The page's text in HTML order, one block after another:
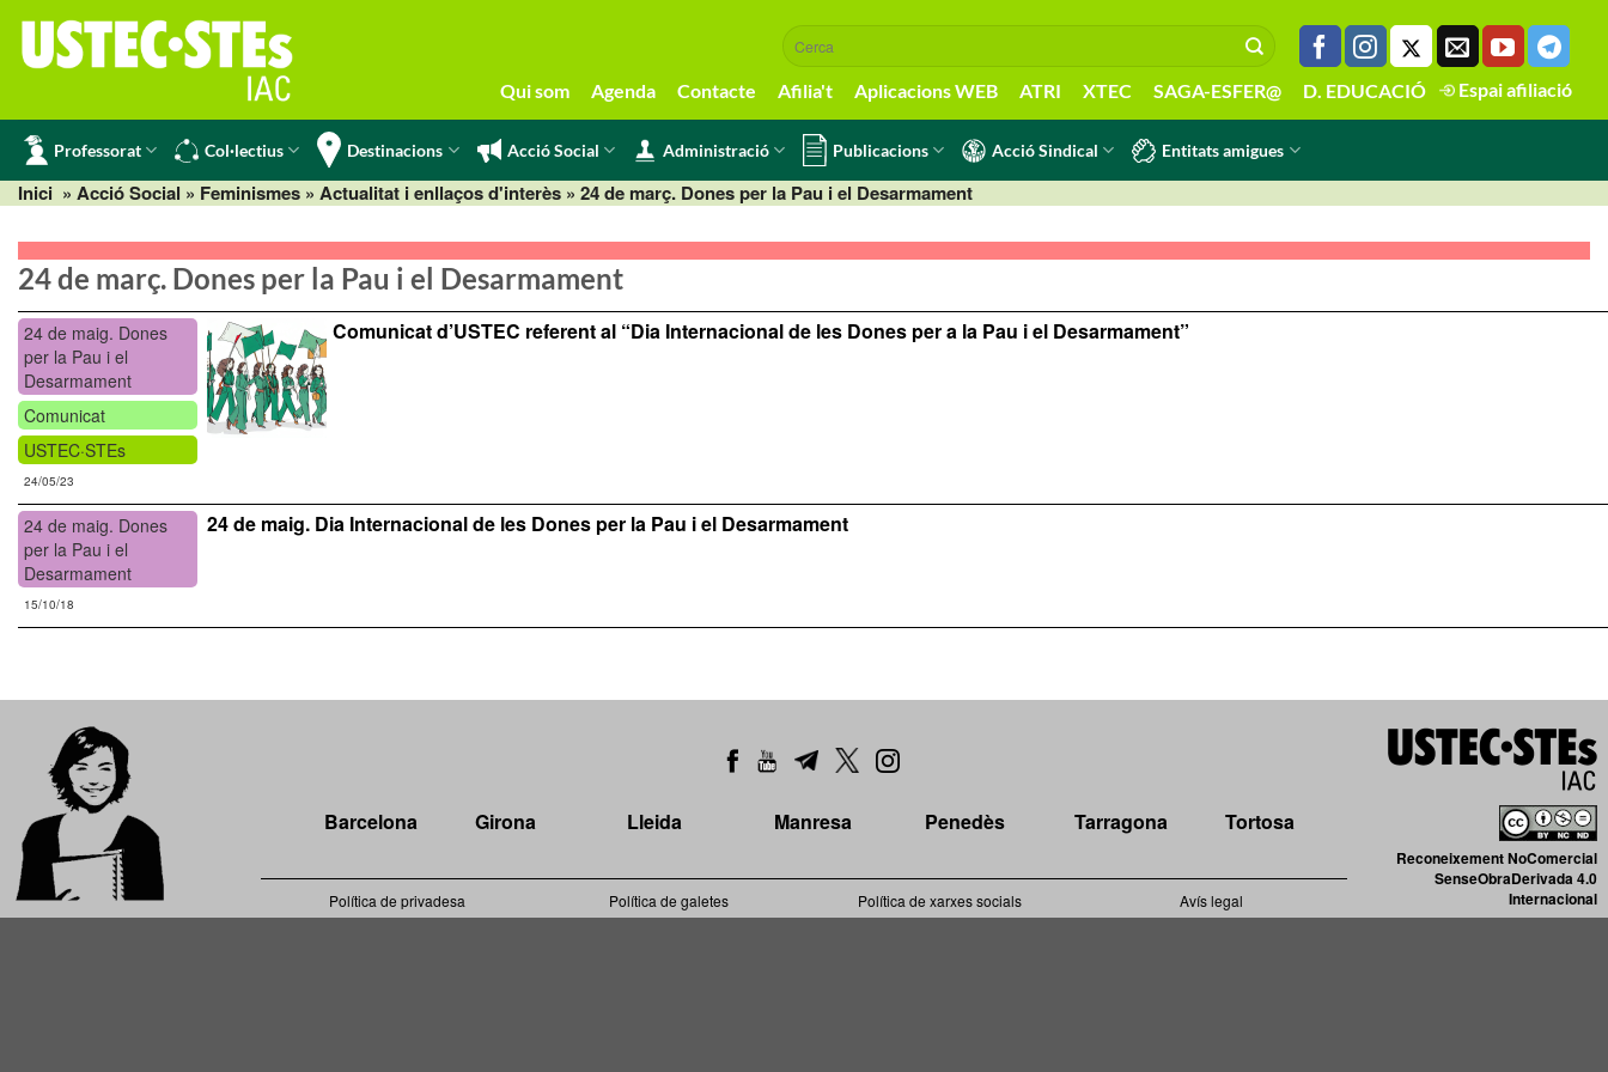
content
Qui som Agenda Contacte Afilia't Aplicacions WEB ATRI XTEC SAGA-ESFER@ D. EDUCACIÓ Espai afiliació
Professorat Col·lectius Destinacions Acció Social Administració Publicacions Acció Sindical Entitats amigues
Inici » Acció Social » Feminismes » Actualitat i enllaços d'interès » 24 de març. Dones per la Pau i el Desarmament
24 de març. Dones per la Pau i el Desarmament
24 de maig. Dones
per la Pau i el
Desarmament
Comunicat
USTEC·STEs
24/05/23
Comunicat d’USTEC referent al “Dia Internacional de les Dones per a la Pau i el Desarmament”
24 de maig. Dones
per la Pau i el
Desarmament
15/10/18
24 de maig. Dia Internacional de les Dones per la Pau i el Desarmament
Barcelona Girona Lleida Manresa Penedès Tarragona Tortosa
Política de privadesa Política de galetes Política de xarxes socials Avís legal
Reconeixement NoComercial
SenseObraDerivada 4.0
Internacional